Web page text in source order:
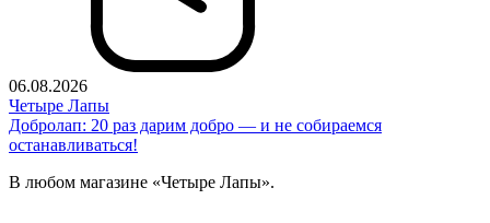
06.08.2026
Четыре Лапы
Добролап: 20 раз дарим добро — и не собираемся
останавливаться!
В любом магазине «Четыре Лапы».